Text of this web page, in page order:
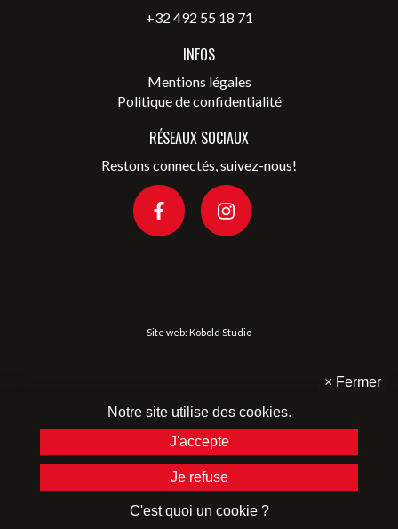
+32 492 55 18 71
INFOS
Mentions légales
Politique de confidentialité
RÉSEAUX SOCIAUX
Restons connectés, suivez-nous!
Site web: Kobold Studio
Notre site utilise des cookies.
J'accepte
Je refuse
C'est quoi un cookie ?
× Fermer